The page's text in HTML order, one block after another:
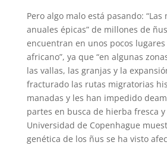
Pero algo malo está pasando: “Las
anuales épicas” de millones de
encuentran en unos pocos
africano”, ya que “en algunas
las vallas, las granjas y la
fracturado las rutas migratorias
manadas y les han impedido
partes en busca de hierba fresca y
Universidad de Copenhague
genética de los ñus se ha visto